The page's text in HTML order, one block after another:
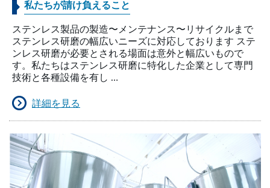
私たちが請け負えること
ステンレス製品の製造〜メンテナンス〜リサイクルまで
ステンレス研磨の幅広いニーズに対応しております ステ
ンレス研磨が必要とされる場面は意外と幅広いもので
す。私たちはステンレス研磨に特化した企業として専門
技術と各種設備を有し …
詳細を見る